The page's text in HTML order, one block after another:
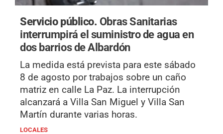
Servicio público. Obras Sanitarias
interrumpirá el suministro de agua en
dos barrios de Albardón
La medida está prevista para este sábado
8 de agosto por trabajos sobre un caño
matriz en calle La Paz. La interrupción
alcanzará a Villa San Miguel y Villa San
Martín durante varias horas.
LOCALES